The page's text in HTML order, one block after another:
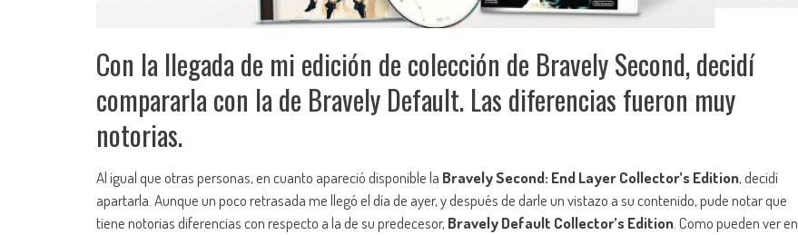
Con la llegada de mi edición de colección de Bravely Second, decidí
compararla con la de Bravely Default. Las diferencias fueron muy
notorias.
Al igual que otras personas, en cuanto apareció disponible la Bravely Second: End Layer Collector’s Edition, decidí
apartarla. Aunque un poco retrasada me llegó el día de ayer, y después de darle un vistazo a su contenido, pude notar que
tiene notorias diferencias con respecto a la de su predecesor, Bravely Default Collector’s Edition. Como pueden ver en